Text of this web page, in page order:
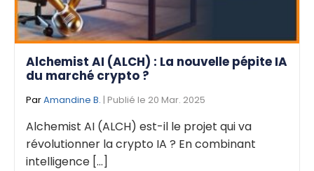
Alchemist AI (ALCH) : La nouvelle pépite IA
du marché crypto ?
ParAmandine B. | Publié le 20 Mar. 2025
Alchemist AI (ALCH) est-il le projet qui va
révolutionner la crypto IA ? En combinant
intelligence [...]